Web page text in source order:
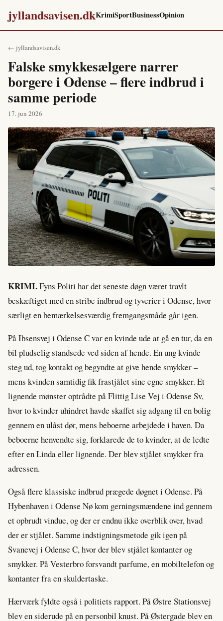
jyllandsavisen.dkKrimiSportBusinessOpinion
← jyllandsavisen.dk
Falske smykkesælgere narrer
borgere i Odense – flere indbrud i
samme periode
17. jun 2026
KRIMI.Fyns Politi har det seneste døgn været travlt
beskæftiget med en stribe indbrud og tyverier i Odense, hvor
særligt en bemærkelsesværdig fremgangsmåde går igen.
På Ibsensvej i Odense C var en kvinde ude at gå en tur, da en
bil pludselig standsede ved siden af hende. En ung kvinde
steg ud, tog kontakt og begyndte at give hende smykker –
mens kvinden samtidig fik frastjålet sine egne smykker. Et
lignende mønster optrådte på Flittig Lise Vej i Odense Sv,
hvor to kvinder uhindret havde skaffet sig adgang til en bolig
gennem en ulåst dør, mens beboerne arbejdede i haven. Da
beboerne henvendte sig, forklarede de to kvinder, at de ledte
efter en Linda eller lignende. Der blev stjålet smykker fra
adressen.
Også flere klassiske indbrud prægede døgnet i Odense. På
Hybenhaven i Odense Nø kom gerningsmændene ind gennem
et opbrudt vindue, og der er endnu ikke overblik over, hvad
der er stjålet. Samme indstigningsmetode gik igen på
Svanevej i Odense C, hvor der blev stjålet kontanter og
smykker. På Vesterbro forsvandt parfume, en mobiltelefon og
kontanter fra en skuldertaske.
Hærværk fyldte også i politiets rapport. På Østre Stationsvej
blev en siderude på en personbil knust. På Østergade blev en